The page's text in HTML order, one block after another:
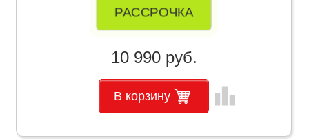
РАССРОЧКА
10 990 руб.
В корзину leaderboard